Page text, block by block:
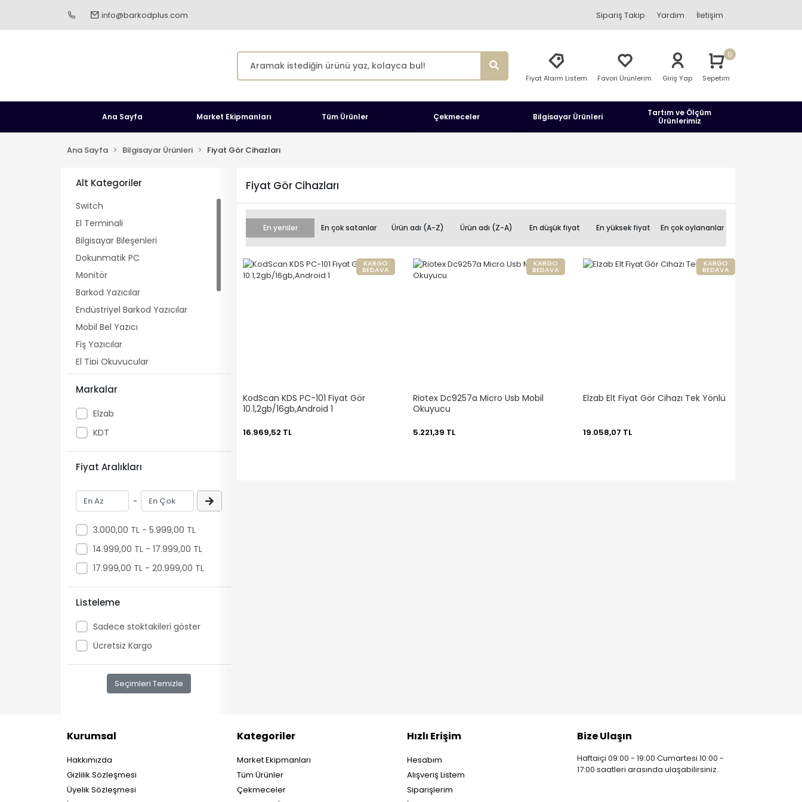
info@barkodplus.com Sipariş Takip Yardım İletişim
Fiyat Alarm Listem Favori Ürünlerim Giriş Yap Sepetim
0
Ana Sayfa Market Ekipmanları Tüm Ürünler Çekmeceler Bilgisayar Ürünleri
Tartım ve Ölçüm
Ürünlerimiz
Ana Sayfa Bilgisayar Ürünleri Fiyat Gör Cihazları
Alt Kategoriler
Switch
El Terminali
Bilgisayar Bileşenleri
Dokunmatik PC
Monitör
Barkod Yazıcılar
Endüstriyel Barkod Yazıcılar
Mobil Bel Yazıcı
Fiş Yazıcılar
El Tipi Okuyucular
Masa Üstü Okuyucular
Fiyat Gör Cihazları
Masaüstü Bilgisayarlar
Ekran & Display
Kart Yazıcıları
Markalar
Elzab
KDT
Fiyat Aralıkları
-
3.000,00 TL - 5.999,00 TL
14.999,00 TL - 17.999,00 TL
17.999,00 TL - 20.999,00 TL
Listeleme
Sadece stoktakileri göster
Ücretsiz Kargo
Seçimleri Temizle
Fiyat Gör Cihazları
En yeniler En çok satanlar Ürün adı (A-Z) Ürün adı (Z-A) En düşük fiyat En yüksek fiyat En çok oylananlar
KARGO
BEDAVA
KodScan KDS PC-101 Fiyat Gör
10.1,2gb/16gb,Android 1
16.969,52 TL
KARGO
BEDAVA
Riotex Dc9257a Micro Usb Mobil
Okuyucu
5.221,39 TL
KARGO
BEDAVA
Elzab Elt Fiyat Gör Cihazı Tek Yönlü
19.058,07 TL
Kurumsal
Hakkımızda
Gizlilik Sözleşmesi
Üyelik Sözleşmesi
Kategoriler
Market Ekipmanları
Tüm Ürünler
Çekmeceler
Hızlı Erişim
Hesabım
Alışveriş Listem
Siparişlerim
Bize Ulaşın
Haftaiçi 09:00 - 19:00 Cumartesi 10:00 -
17:00 saatleri arasında ulaşabilirsiniz.